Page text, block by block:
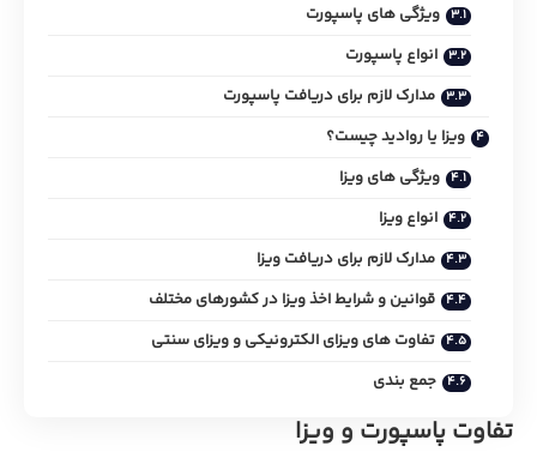
ویژگی‌ های پاسپورت
انواع پاسپورت
مدارک لازم برای دریافت پاسپورت
ویزا یا روادید چیست؟
ویژگی‌ های ویزا
انواع ویزا
مدارک لازم برای دریافت ویزا
قوانین و شرایط اخذ ویزا در کشورهای مختلف
تفاوت‌ های ویزای الکترونیکی و ویزای سنتی
جمع بندی
تفاوت پاسپورت و ویزا